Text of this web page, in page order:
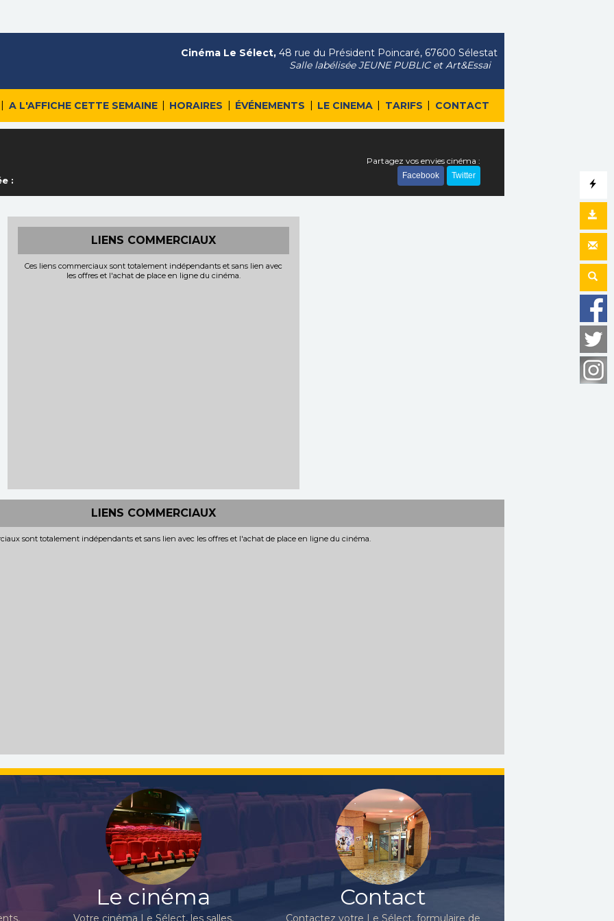
| A L'AFFICHE CETTE SEMAINE | HORAIRES | ÉVÉNEMENTS | LE CINEMA | TARIFS | CONTACT
Cinéma Le Sélect, 48 rue du Président Poincaré, 67600 Sélestat
Salle labélisée JEUNE PUBLIC et Art&Essai
:
Partagez vos envies cinéma :
Facebook Twitter
LIENS COMMERCIAUX
Ces liens commerciaux sont totalement indépendants et sans lien avec
les offres et l'achat de place en ligne du cinéma.
LIENS COMMERCIAUX
sont totalement indépendants et sans lien avec les offres et l'achat de place en ligne du cinéma.
Le cinéma
Votre cinéma Le Sélect, les salles,
Contact
Contactez votre Le Sélect, formulaire de